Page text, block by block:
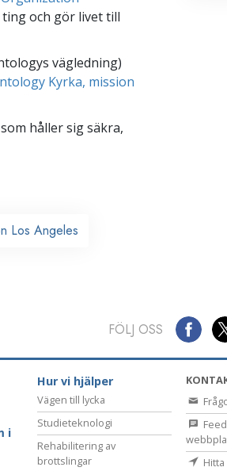
och gör livet till
vägledning)
Kyrka, mission
håller sig säkra,
Los Angeles
FÖLJ OSS
i
Hur vi hjälper
Vägen till lycka
Studieteknologi
Rehabilitering av
brottslingar